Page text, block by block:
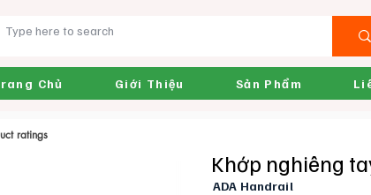
Chủ Giới Thiệu Sản Phẩm
ratings
Product ratings
Khớp nghiêng
ADA Handrail